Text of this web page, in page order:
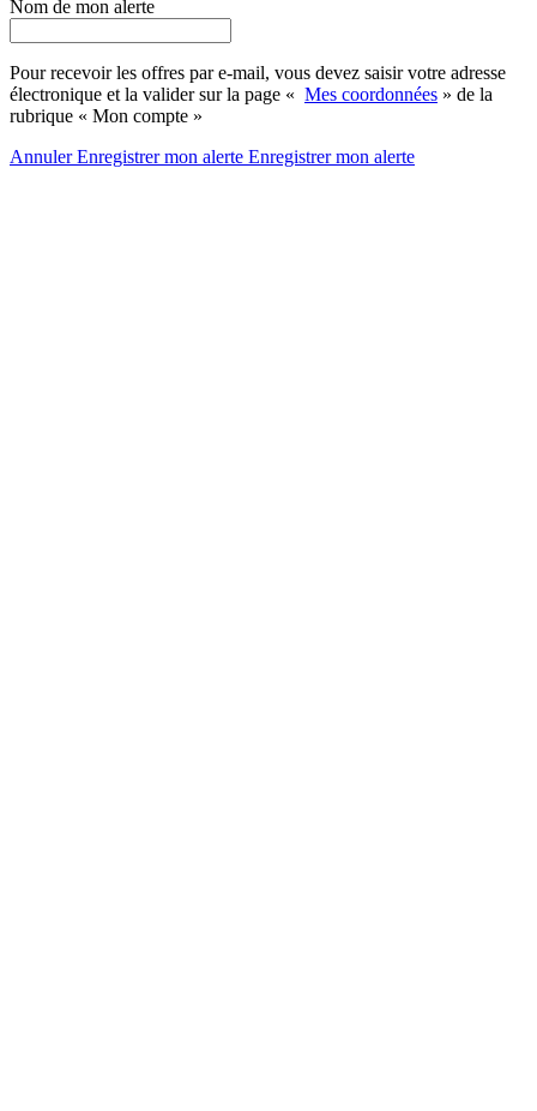
Nom de mon alerte
Pour recevoir les offres par e-mail, vous devez saisir votre adresse
électronique et la valider sur la page « Mes coordonnées » de la
rubrique « Mon compte »
AnnulerEnregistrer mon alerte Enregistrermon alerte